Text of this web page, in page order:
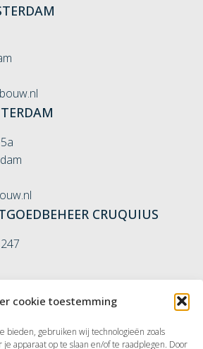
cookie toestemming
bieden, gebruiken wij technologieën zoals
apparaat op te slaan en/of te raadplegen. Door
CRUQUIUS
9-11